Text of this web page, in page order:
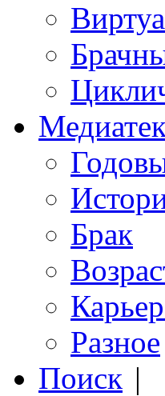
Брак
Разное
Поиск |